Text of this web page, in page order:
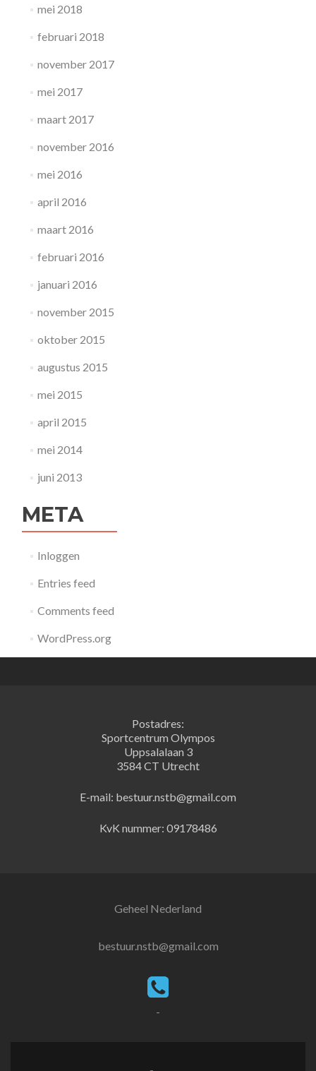
mei 2018
februari 2018
november 2017
mei 2017
maart 2017
november 2016
mei 2016
april 2016
maart 2016
februari 2016
januari 2016
november 2015
oktober 2015
augustus 2015
mei 2015
april 2015
mei 2014
juni 2013
META
Inloggen
Entries feed
Comments feed
WordPress.org
Postadres:
Sportcentrum Olympos
Uppsalalaan 3
3584 CT Utrecht
E-mail: bestuur.nstb@gmail.com
KvK nummer: 09178486
Geheel Nederland
bestuur.nstb@gmail.com
-